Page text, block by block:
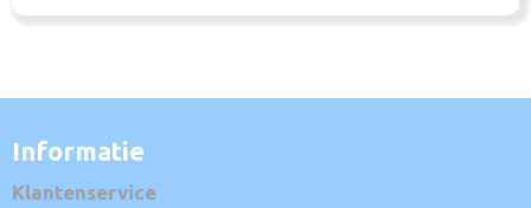
Informatie
Klantenservice